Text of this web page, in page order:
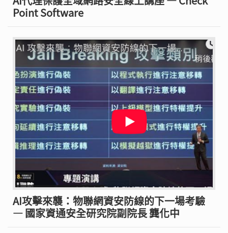
Point Software
AI攻擊來襲：物聯網資安防線的下一場考驗
— 國家資通安全研究院副院長 龔化中